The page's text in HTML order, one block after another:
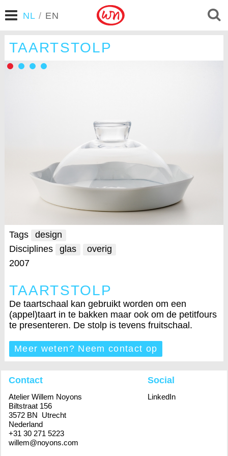
NL / EN
TAARTSTOLP
Tags
design
Disciplines
glas
overig
2007
TAARTSTOLP
De taartschaal kan gebruikt worden om een
(appel)taart in te bakken maar ook om de petitfours
te presenteren. De stolp is tevens fruitschaal.
Meer weten? Neem contact op
Contact
Atelier Willem Noyons
Biltstraat 156
3572 BN Utrecht
Nederland
+31 30 271 5223
willem@noyons.com
Social
LinkedIn